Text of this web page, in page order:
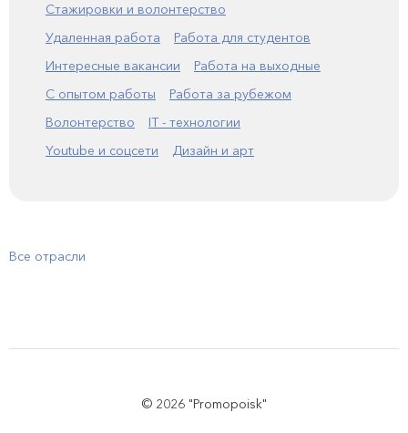
Стажировки и волонтерство
Удаленная работа
Работа для студентов
Интересные вакансии
Работа на выходные
С опытом работы
Работа за рубежом
Волонтерство
IT - технологии
Youtube и соцсети
Дизайн и арт
Все отрасли
© 2026 "Promopoisk"